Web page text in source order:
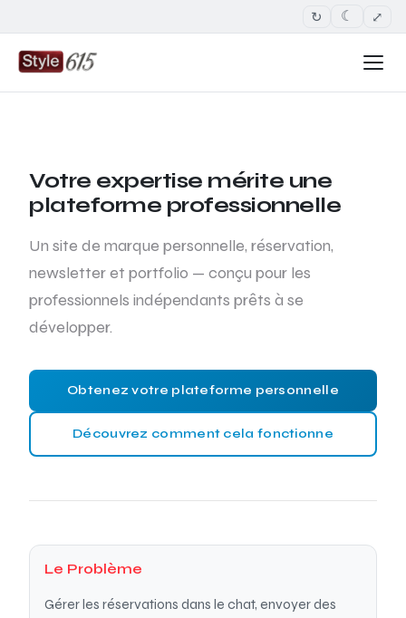
↻ ☾ ⤢
Votre expertise mérite une
plateforme professionnelle
Un site de marque personnelle, réservation,
newsletter et portfolio — conçu pour les
professionnels indépendants prêts à se
développer.
Obtenez votre plateforme personnelle
Découvrez comment cela fonctionne
Le Problème
Gérer les réservations dans le chat, envoyer des